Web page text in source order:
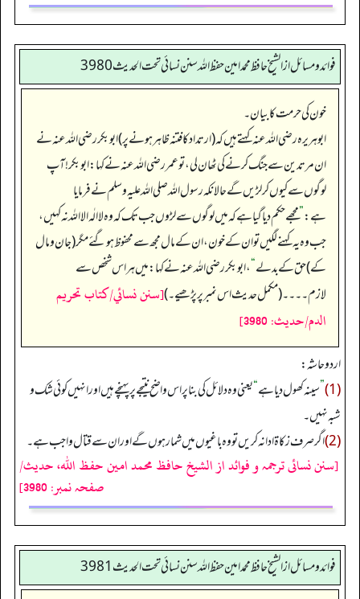
فوائد ومسائل از الشيخ حافظ محمد امين حفظ الله سنن نسائي تحت الحديث3980
خون کی حرمت کا بیان۔
ابوہریرہ رضی اللہ عنہ کہتے ہیں کہ (ارتداد کا فتنہ ظاہر ہونے پر) ابوبکر رضی اللہ عنہ نے
ان مرتدین سے جنگ کرنے کی ٹھان لی، تو عمر رضی اللہ عنہ نے کہا: ابوبکر! آپ
لوگوں سے کیوں کر لڑیں گے حالانکہ رسول اللہ صلی اللہ علیہ وسلم نے فرمایا
ہے:”مجھے حکم دیا گیا ہے کہ میں لوگوں سے لڑوں جب تک کہ وہ لا الٰہ الا اللہ نہ کہیں،
جب وہ یہ کہنے لگیں تو ان کے خون، ان کے مال مجھ سے محفوظ ہو گئے مگر (جان و مال
کے) حق کے بدلے“، ابوبکر رضی اللہ عنہ نے کہا: میں ہر اس شخص سے
لازم۔۔۔۔ (مکمل حدیث اس نمبر پر پڑھیے۔)[سنن نسائي/كتاب تحريم
الدم/حدیث: 3980]
اردو حاشہ:
(1)
”سینہ کھول دیا ہے“یعنی وہ دلائل کی بنا پر اس واضح نتیجے پر پہنچے ہیں اور انہیں کوئی شک و
شبہ نہیں۔
(2) اگر صرف زکاۃ ادا نہ کریں تو وہ باغیوں میں شمار ہوں گے اور ان سے قتال واجب ہے۔
[سنن نسائی ترجمہ و فوائد از الشیخ حافظ محمد امین حفظ اللہ، حدیث/
صفحہ نمبر: 3980]
فوائد ومسائل از الشيخ حافظ محمد امين حفظ الله سنن نسائي تحت الحديث3981